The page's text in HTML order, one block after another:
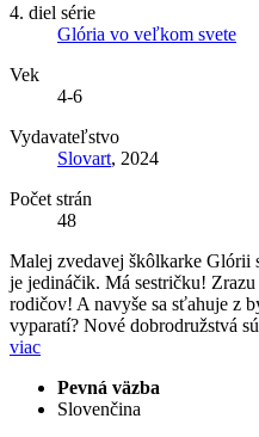
4. diel série
Glória vo veľkom svete
Vek
4-6
Vydavateľstvo
Slovart, 2024
Počet strán
48
Malej zvedavej škôlkarke Glórii
je jedináčik. Má sestričku!
rodičov! A navyše sa sťahuje z
vyparatí? Nové dobrodružstvá
viac
Pevná väzba
Slovenčina